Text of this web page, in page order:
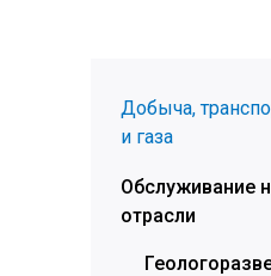
Добыча,
и газа
Обслуживание
отрасли